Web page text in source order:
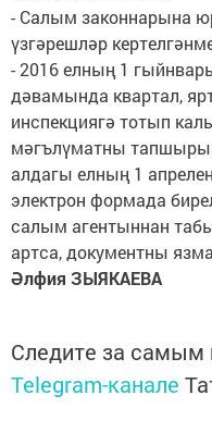
- Салым законнарына
үзгәрешләр
- 2016 елның 1
дәвамында квартал,
инспекциягә тотып
мәгълүматны
алдагы елның 1
электрон формада
салым агентыннан
артса, документны
Әлфия ЗЫЯКАЕВА
Следите за
Telegram-канале